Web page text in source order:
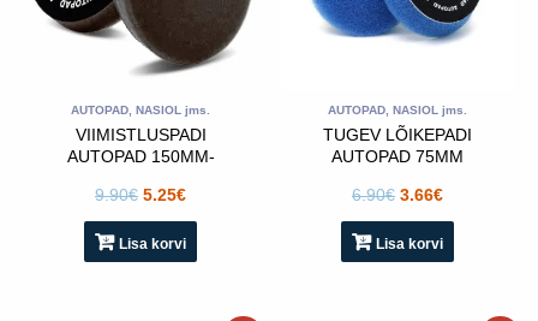
AUTOPAD, NASIOL jms.
VIIMISTLUSPADI
AUTOPAD 150MM-
9.90€ 5.25€
Lisa korvi
AUTOPAD, NASIOL jms.
TUGEV LÕIKEPADI
AUTOPAD 75MM
6.90€ 3.66€
Lisa korvi